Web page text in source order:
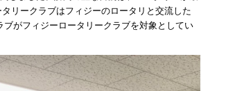
リークラブはフィジーのロータリと交流した
がフィジーロータリークラブを対象としてい